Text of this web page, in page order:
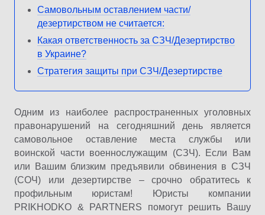
Самовольным оставлением части/
дезертирством не считается:
Какая ответственность за СЗЧ/Дезертирство
в Украине?
Стратегия защиты при СЗЧ/Дезертирстве
Одним из наиболее распространенных уголовных
правонарушений на сегодняшний день является
самовольное оставление места службы или
воинской части военнослужащим (СЗЧ). Если Вам
или Вашим близким предъявили обвинения в СЗЧ
(СОЧ) или дезертирстве – срочно обратитесь к
профильным юристам! Юристы компании
PRIKHODKO & PARTNERS помогут решить Вашу